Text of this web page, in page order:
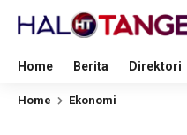
Home Berita Direktori
Home Ekonomi